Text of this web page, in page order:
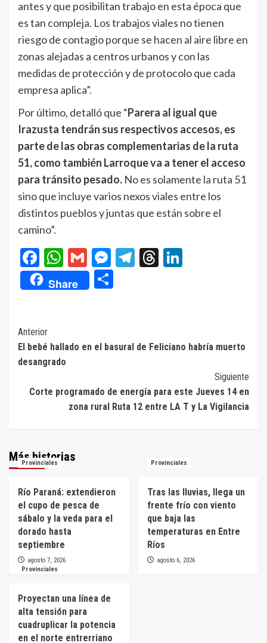
antes y que posibilitan trabajo en esta época que
es tan compleja. Los trabajos viales no tienen
riesgo de contagio porque se hacen al aire libre en
zonas alejadas a centros urbanos y con las
medidas de protección y de protocolo que cada
empresa aplica”.
Por último, detalló que “Parera al igual que
Irazusta tendrán sus respectivos accesos, es
parte de las obras complementarias de la ruta
51, como también Larroque va a tener el acceso
para tránsito pesado. No es solamente la ruta 51
sino que incluye varios nexos viales entre los
distintos pueblos y juntas que están sobre el
camino”.
Facebook
WhatsApp
GmailMessenger
Telegram
Threads
Share
Navegación
de
entradas
Anterior
El bebé hallado en el basural de Feliciano habría muerto
desangrado
Siguiente
Corte programado de energía para este Jueves 14 en
zona rural Ruta 12 entre LA T y La Vigilancia
Más historias
Provinciales
Río Paraná: extendieron
el cupo de pesca de
sábalo y la veda para el
dorado hasta
septiembre
agosto 7, 2026
Provinciales
Tras las lluvias, llega un
frente frío con viento
que baja las
temperaturas en Entre
Ríos
agosto 6, 2026
Provinciales
Proyectan una línea de
alta tensión para
cuadruplicar la potencia
en el norte entrerriano